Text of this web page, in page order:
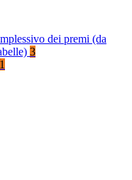
dei premi (da
3
1